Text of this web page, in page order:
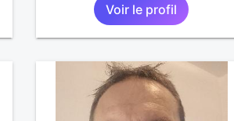
Voir le profil